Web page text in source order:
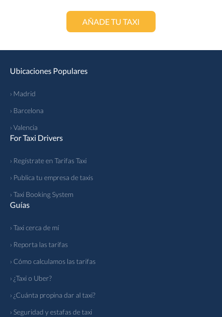
AÑADE TU TAXI
Ubicaciones Populares
› Madrid
› Barcelona
› Valencia
For Taxi Drivers
› Regístrate en Tarifas Taxi
› Publica tu empresa de taxis
› Taxi Booking System
Guías
› Taxi cerca de mí
› Reporta las tarifas
› Cómo calculamos las tarifas
› ¿Taxi o Uber?
› ¿Cuánta propina dar al taxi?
› Seguridad y estafas de taxi